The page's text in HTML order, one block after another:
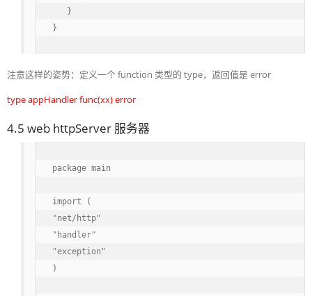
   }
}
注意这样的姿势：定义一个 function 类型的 type，返回值是 error
type appHandler func(xx) error
4.5 web httpServer 服务器
package main
import (
"net/http"
"handler"
"exception"
)